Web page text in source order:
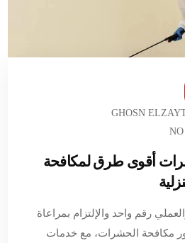
GHOSN
أقوى طرق لمكافحة
رقم واحد والإلتزام بمراعاة
مكافحة الحشرات، مع خدمات